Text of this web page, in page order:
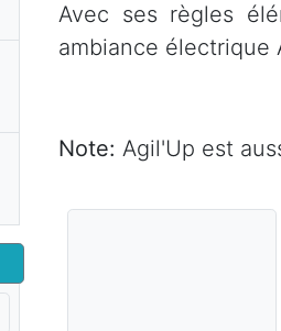
Avec ses règles
ambiance électrique
Note: Agil'Up est